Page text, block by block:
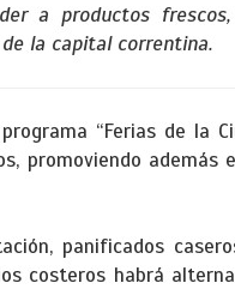
a productos frescos,
la capital correntina.
“Ferias de la
promoviendo además
panificados
costeros habrá